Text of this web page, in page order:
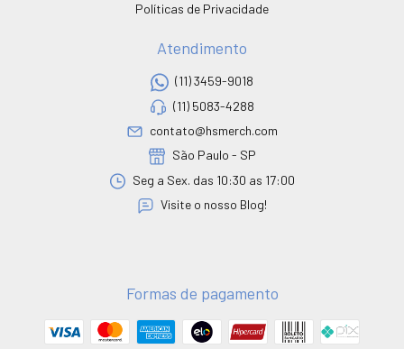
Políticas de Privacidade
Atendimento
(11) 3459-9018
(11) 5083-4288
contato@hsmerch.com
São Paulo - SP
Seg a Sex. das 10:30 as 17:00
Visite o nosso Blog!
Formas de pagamento